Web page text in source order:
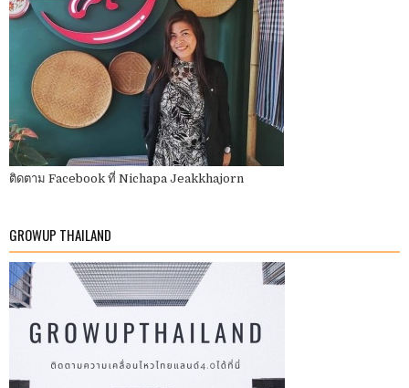
ติดตาม Facebook ที่ Nichapa Jeakkhajorn
GROWUP THAILAND